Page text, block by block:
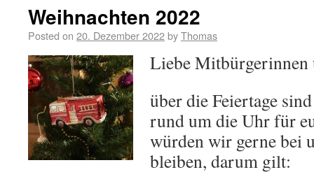
Weihnachten 2022
Posted on 20. Dezember 2022byThomas
Liebe
über die Feiertage
rund um die Uhr für
würden wir gerne bei
bleiben, darum gilt: